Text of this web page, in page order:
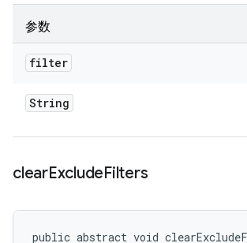
参数
filter
String
clearExcludeFilters
public abstract void